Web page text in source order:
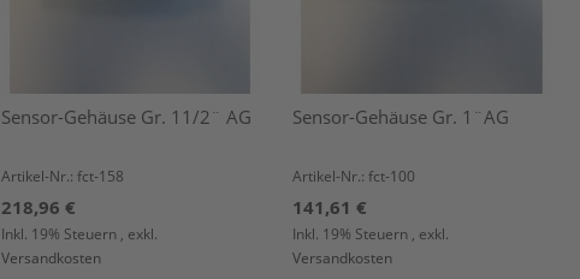
Sensor-Gehäuse Gr. 11/2¨ AG
Artikel-Nr.: fct-158
218,96 €
Inkl. 19% Steuern , exkl.
Versandkosten
Sensor-Gehäuse Gr. 1¨AG
Artikel-Nr.: fct-100
141,61 €
Inkl. 19% Steuern , exkl.
Versandkosten